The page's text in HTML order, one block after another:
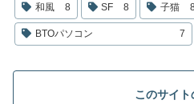
和風 8 SF 8 子猫
BTOパソコン 7
このサイト